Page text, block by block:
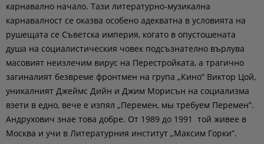
карнавално начало. Тази литературно-музикална
карнавалност се оказва особено адекватна в условията на
рушещата се Съветска империя, когато в опустошената
душа на социалистическия човек подсъзнателно върлува
масовият неизлечим вирус на Перестройката, а трагично
загиналият безвреме фронтмен на група „Кино” Виктор Цой,
уникалният Джеймс Дийн и Джим Морисън на социализма
взети в едно, вече е изпял „Перемен, мы требуем Перемен”.
Андрухович знае това добре. От 1989 до 1991 той живее в
Москва и учи в Литературния институт „Максим Горки”.